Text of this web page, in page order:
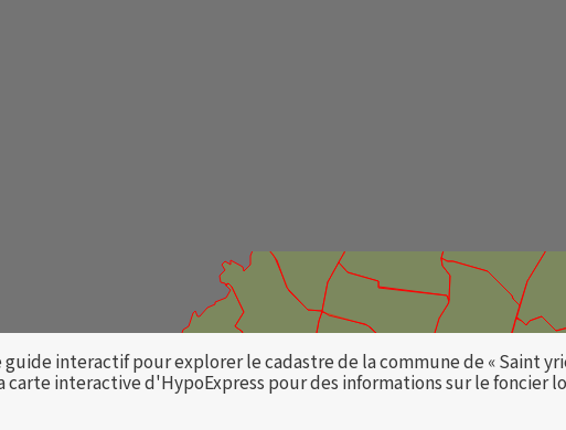
interactif pour explorer le cadastre de la commune de « Saint
interactive d'HypoExpress pour des informations sur le foncier